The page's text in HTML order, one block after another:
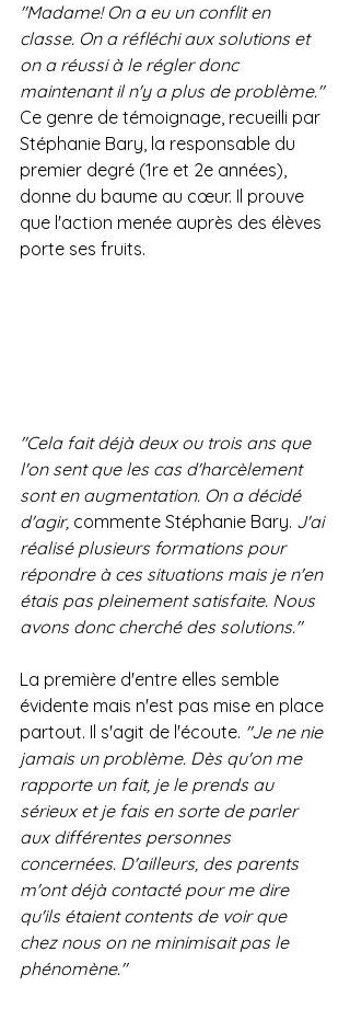
"Madame! On a eu un conflit en
classe. On a réfléchi aux solutions et
on a réussi à le régler donc
maintenant il n'y a plus de problème."
Ce genre de témoignage, recueilli par
Stéphanie Bary, la responsable du
premier degré (1re et 2e années),
donne du baume au cœur. Il prouve
que l'action menée auprès des élèves
porte ses fruits.
"Cela fait déjà deux ou trois ans que
l'on sent que les cas d'harcèlement
sont en augmentation. On a décidé
d'agir, commente Stéphanie Bary. J'ai
réalisé plusieurs formations pour
répondre à ces situations mais je n'en
étais pas pleinement satisfaite. Nous
avons donc cherché des solutions."
La première d'entre elles semble
évidente mais n'est pas mise en place
partout. Il s'agit de l'écoute. "Je ne nie
jamais un problème. Dès qu'on me
rapporte un fait, je le prends au
sérieux et je fais en sorte de parler
aux différentes personnes
concernées. D'ailleurs, des parents
m'ont déjà contacté pour me dire
qu'ils étaient contents de voir que
chez nous on ne minimisait pas le
phénomène."